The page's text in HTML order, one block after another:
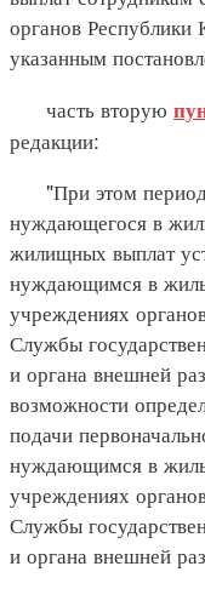
органов Республики
указанным
часть вторую
редакции:
"При этом период
нуждающегося в
жилищных выплат
нуждающимся в
учреждениях
Службы
и органа внешней
возможности
подачи
нуждающимся в
учреждениях
Службы
и органа внешней